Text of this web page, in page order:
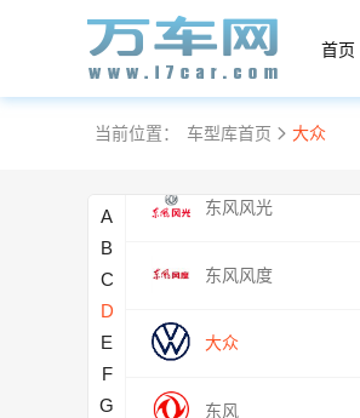
首页
当前位置： 车型库首页 大众
A
B
C
D
E
F
G
大乘
东风富康
东风风光
东风风度
大众
东风